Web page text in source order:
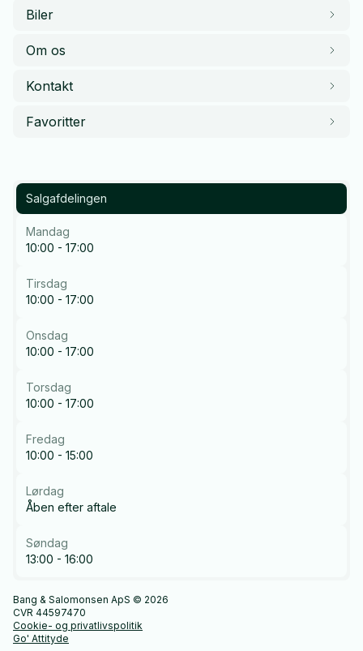
Biler
Om os
Kontakt
Favoritter
Salgafdelingen
Mandag
10:00 - 17:00
Tirsdag
10:00 - 17:00
Onsdag
10:00 - 17:00
Torsdag
10:00 - 17:00
Fredag
10:00 - 15:00
Lørdag
Åben efter aftale
Søndag
13:00 - 16:00
Bang & Salomonsen ApS © 2026
CVR 44597470
Cookie- og privatlivspolitik
Go' Attityde